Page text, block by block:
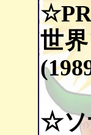
世
☆ソ